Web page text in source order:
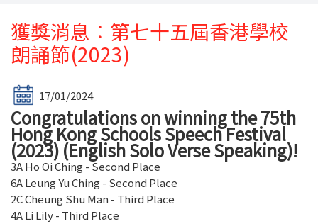
獲獎消息︰第七十五屆香港學校
朗誦節(2023)
17/01/2024
Congratulations on winning the 75th
Hong Kong Schools Speech Festival
(2023) (English Solo Verse Speaking)!
3A Ho Oi Ching - Second Place
6A Leung Yu Ching - Second Place
2C Cheung Shu Man - Third Place
4A Li Lily - Third Place